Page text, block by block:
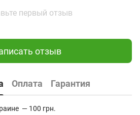
первый отзыв
отзыв
Оплата Гарантия
— 100 грн.